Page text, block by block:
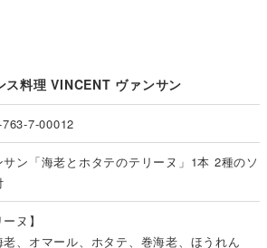
ス料理 VINCENT ヴァンサン
7-00012
サン「海老とホタテのテリーヌ」1本 2種のソ
ーヌ】
老、オマール、ホタテ、巻海老、ほうれん